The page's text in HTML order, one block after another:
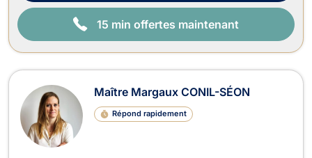
15 min offertes maintenant
Maître Margaux CONIL-SÉON
Répond rapidement